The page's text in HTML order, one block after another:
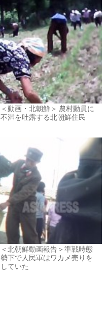
＜動画・北朝鮮＞ 農村動員に
不満を吐露する北朝鮮住民
＜北朝鮮動画報告＞準戦時態
勢下で人民軍はワカメ売りを
していた